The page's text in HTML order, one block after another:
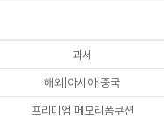
과세
해외|아시아|중국
프리미엄 메모리폼쿠션